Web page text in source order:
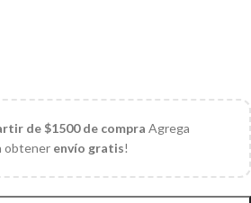
de $1500 de compra Agrega
obtener envío gratis!